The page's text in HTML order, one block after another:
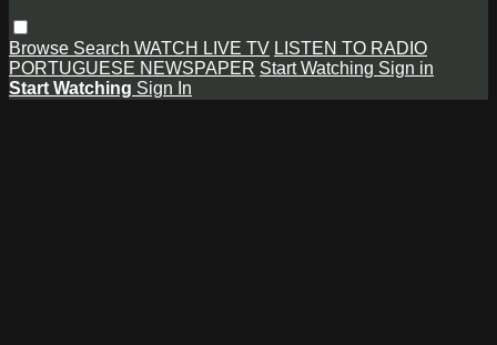
Browse Search WATCH LIVE TV LISTEN TO RADIO
PORTUGUESE NEWSPAPER Start Watching Sign in
Start Watching Sign In